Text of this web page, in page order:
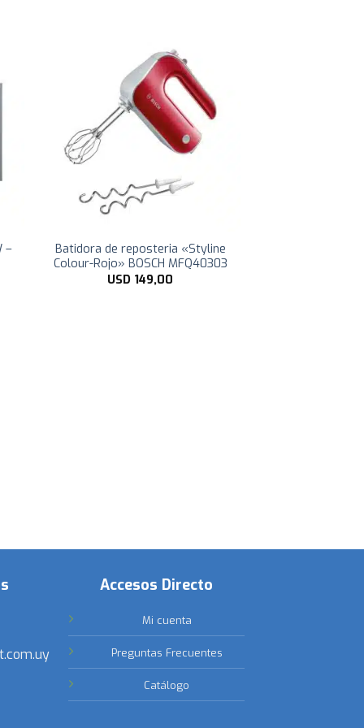
–
Batidora de reposteria «Styline
Colour-Rojo» BOSCH MFQ40303
USD 149,00
Accesos Directo
Mi cuenta
Preguntas Frecuentes
Catálogo